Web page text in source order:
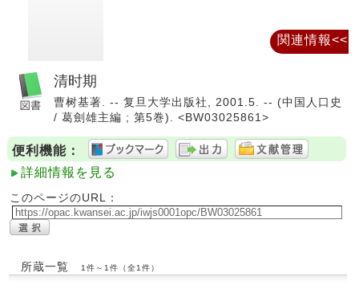
清时期
曹树基著. -- 复旦大学出版社, 2001.5. -- (中国人口史
/ 葛劍雄主編 ; 第5巻). <BW03025861>
便利機能：
詳細情報を見る
このページのURL：
所蔵一覧 1件～1件（全1件）
関連情報<<